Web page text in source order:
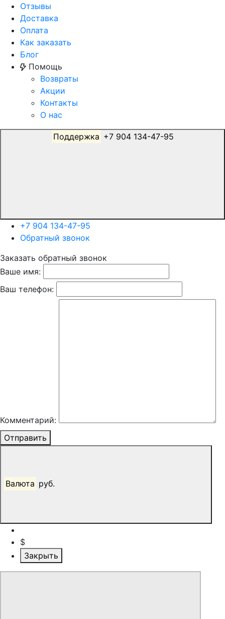
Отзывы
Доставка
Оплата
Как заказать
Блог
Помощь
Возвраты
Акции
Контакты
О нас
Поддержка
+7 904 134-47-95
Обратный звонок
Заказать обратный звонок
Ваше имя:
Ваш телефон:
Комментарий:
Отправить
Валюта руб.
$
Закрыть